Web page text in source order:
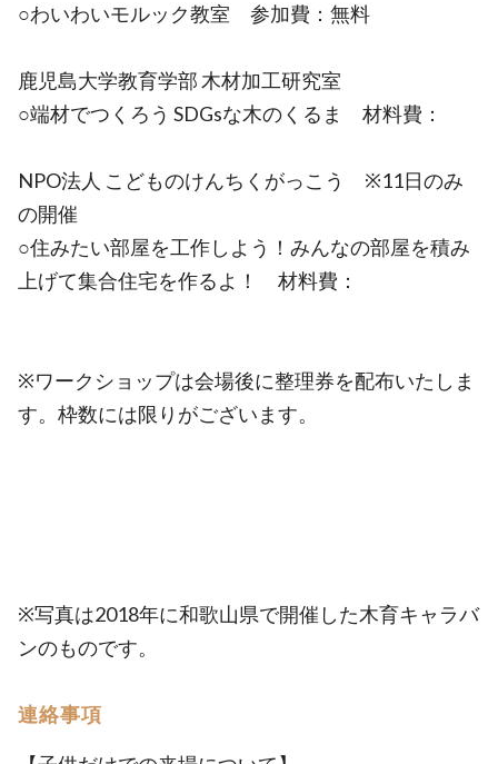
○わいわいモルック教室 参加費：無料
鹿児島大学教育学部 木材加工研究室
○端材でつくろう SDGsな木のくるま 材料費：
NPO法人 こどものけんちくがっこう ※11日のみ
の開催
○住みたい部屋を工作しよう！みんなの部屋を積み
上げて集合住宅を作るよ！ 材料費：
※ワークショップは会場後に整理券を配布いたしま
す。枠数には限りがございます。
※写真は2018年に和歌山県で開催した木育キャラバ
ンのものです。
連絡事項